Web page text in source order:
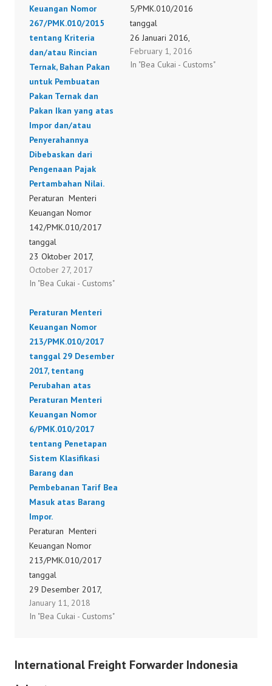
Keuangan Nomor
267/PMK.010/2015
tentang Kriteria
dan/atau Rincian
Ternak, Bahan Pakan
untuk Pembuatan
Pakan Ternak dan
Pakan Ikan yang atas
Impor dan/atau
Penyerahannya
Dibebaskan dari
Pengenaan Pajak
Pertambahan Nilai.
Peraturan Menteri
Keuangan Nomor
142/PMK.010/2017
tanggal
23 Oktober 2017,
tentang Perubahan
Kedua atas Peraturan
Nomor
267/PMK.010/2015
tentang Kriteria
dan/atau Rincian Ternak,
Bahan Pakan untuk
Pembuatan Pakan
Ternak dan Pakan Ikan
yang atas Impor
dan/atau
Penyerahannya
Dibebaskan dari
Pengenaan Pajak
Pertambahan Nilai.
142/PMK.010/2017
October 27, 2017
In "Bea Cukai - Customs"
5/PMK.010/2016
tanggal
26 Januari 2016,
tentang Perubahan atas
Peraturan Menteri
February 1, 2016
In "Bea Cukai - Customs"
Peraturan Menteri
Keuangan Nomor
213/PMK.010/2017
tanggal 29 Desember
2017, tentang
Perubahan atas
Peraturan Menteri
Keuangan Nomor
6/PMK.010/2017
tentang Penetapan
Sistem Klasifikasi
Barang dan
Pembebanan Tarif Bea
Masuk atas Barang
Impor.
Peraturan Menteri
Keuangan Nomor
213/PMK.010/2017
tanggal
29 Desember 2017,
tentang Perubahan atas
Peraturan Menteri
tentang Penetapan
January 11, 2018
In "Bea Cukai - Customs"
International Freight Forwarder Indonesia